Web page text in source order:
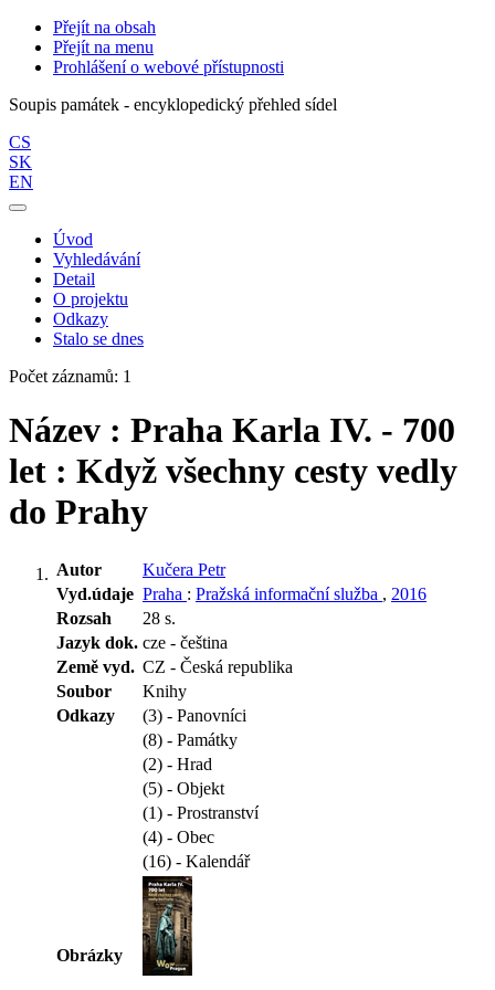
Přejít na obsah
Přejít na menu
Prohlášení o webové přístupnosti
Soupis památek - encyklopedický přehled sídel
CS
SK
EN
Úvod
Vyhledávání
Detail
O projektu
Odkazy
Stalo se dnes
Počet záznamů: 1
Název : Praha Karla IV. - 700
let : Když všechny cesty vedly
do Prahy
Autor
Kučera Petr
Vyd.údaje Praha : Pražská informační služba , 2016
Rozsah
28 s.
Jazyk dok. cze - čeština
Země vyd. CZ - Česká republika
Soubor
Knihy
Odkazy
(3) - Panovníci
(8) - Památky
(2) - Hrad
(5) - Objekt
(1) - Prostranství
(4) - Obec
(16) - Kalendář
Obrázky